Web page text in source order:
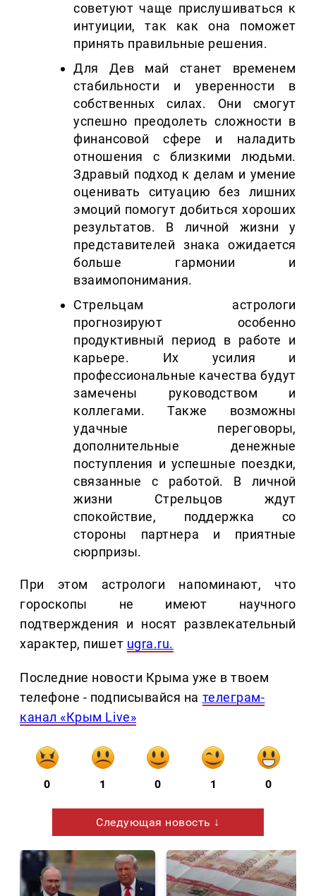
советуют чаще прислушиваться к
интуиции, так как она поможет
принять правильные решения.
Для Дев май станет временем
стабильности и уверенности в
собственных силах. Они смогут
успешно преодолеть сложности в
финансовой сфере и наладить
отношения с близкими людьми.
Здравый подход к делам и умение
оценивать ситуацию без лишних
эмоций помогут добиться хороших
результатов. В личной жизни у
представителей знака ожидается
больше гармонии и
взаимопонимания.
Стрельцам астрологи
прогнозируют особенно
продуктивный период в работе и
карьере. Их усилия и
профессиональные качества будут
замечены руководством и
коллегами. Также возможны
удачные переговоры,
дополнительные денежные
поступления и успешные поездки,
связанные с работой. В личной
жизни Стрельцов ждут
спокойствие, поддержка со
стороны партнера и приятные
сюрпризы.
При этом астрологи напоминают, что
гороскопы не имеют научного
подтверждения и носят развлекательный
характер, пишет ugra.ru.
Последние новости Крыма уже в твоем
телефоне - подписывайся на телеграм-
канал «Крым Live»
0 1 0 1 0
Следующая новость ↓